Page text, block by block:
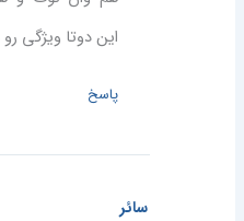
این دوتا ویژگی
پاسخ
سائر